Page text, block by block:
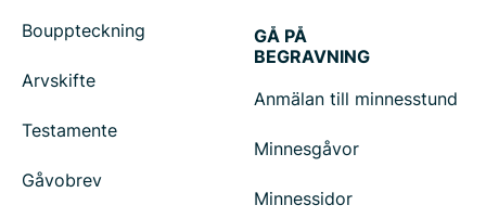
Bouppteckning
Arvskifte
Testamente
Gåvobrev
GÅ PÅ
BEGRAVNING
Anmälan till minnesstund
Minnesgåvor
Minnessidor